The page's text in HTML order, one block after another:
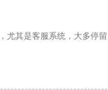
尤其是客服系统，大多停留